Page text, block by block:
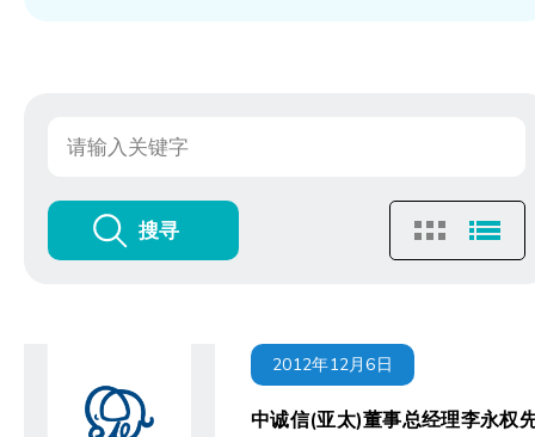
搜寻
2012年12月6日
中诚信(亚太)董事总经理李永权